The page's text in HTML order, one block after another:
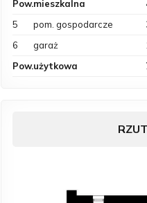
Pow.mieszkalna
5 pom. gospodarcze
6 garaż
Pow.użytkowa